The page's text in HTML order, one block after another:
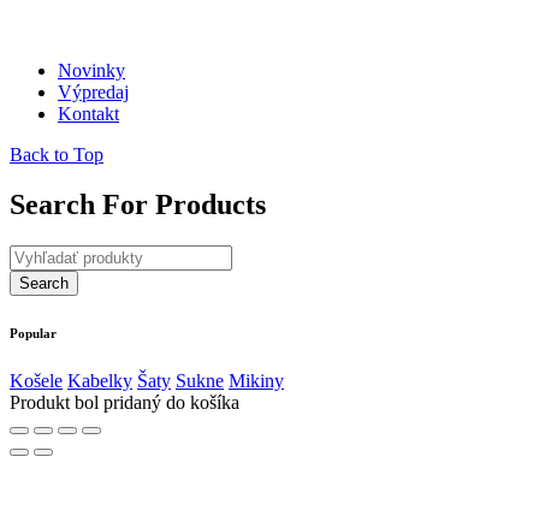
Novinky
Výpredaj
Kontakt
Back to Top
Search For Products
Popular
Košele Kabelky Šaty Sukne Mikiny
Produkt bol pridaný do košíka